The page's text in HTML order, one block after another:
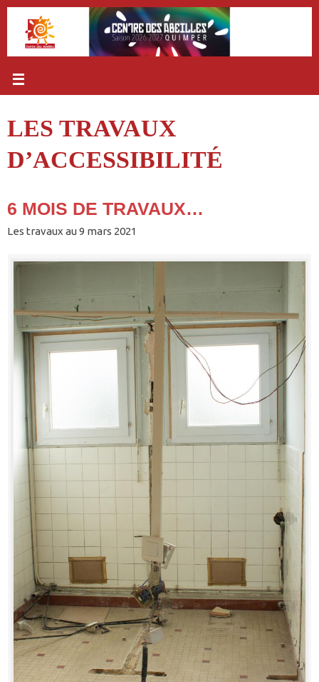
Passer
contenu
LES TRAVAUX
D’ACCESSIBILITÉ
6 MOIS DE TRAVAUX…
Les travaux au 9 mars 2021